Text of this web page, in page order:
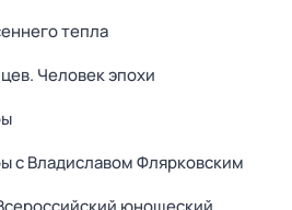
тепла
Человек эпохи
с Владиславом Флярковским